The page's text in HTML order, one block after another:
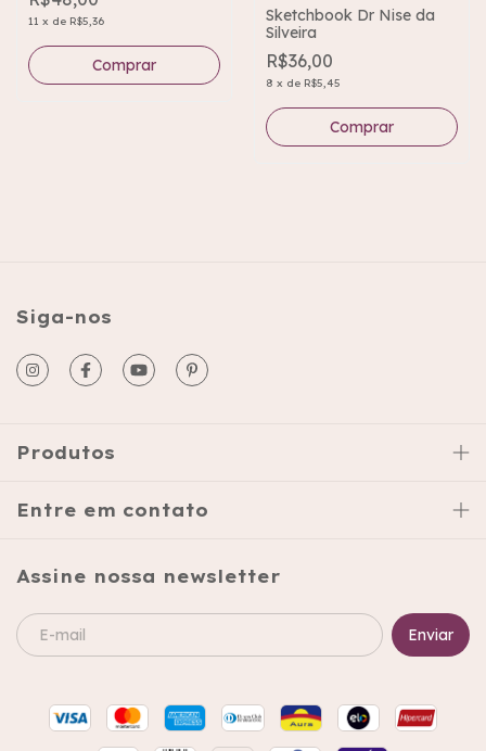
11 x de R$5,36
Sketchbook Dr Nise da
Silveira
R$36,00
8 x de R$5,45
Comprar
Siga-nos
Produtos
Entre em contato
Assine nossa newsletter